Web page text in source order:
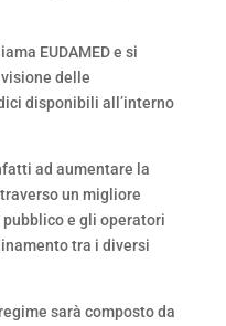
EUDAMED e si
delle
disponibili all’interno
ad aumentare la
un migliore
e gli operatori
tra i diversi
sarà composto da